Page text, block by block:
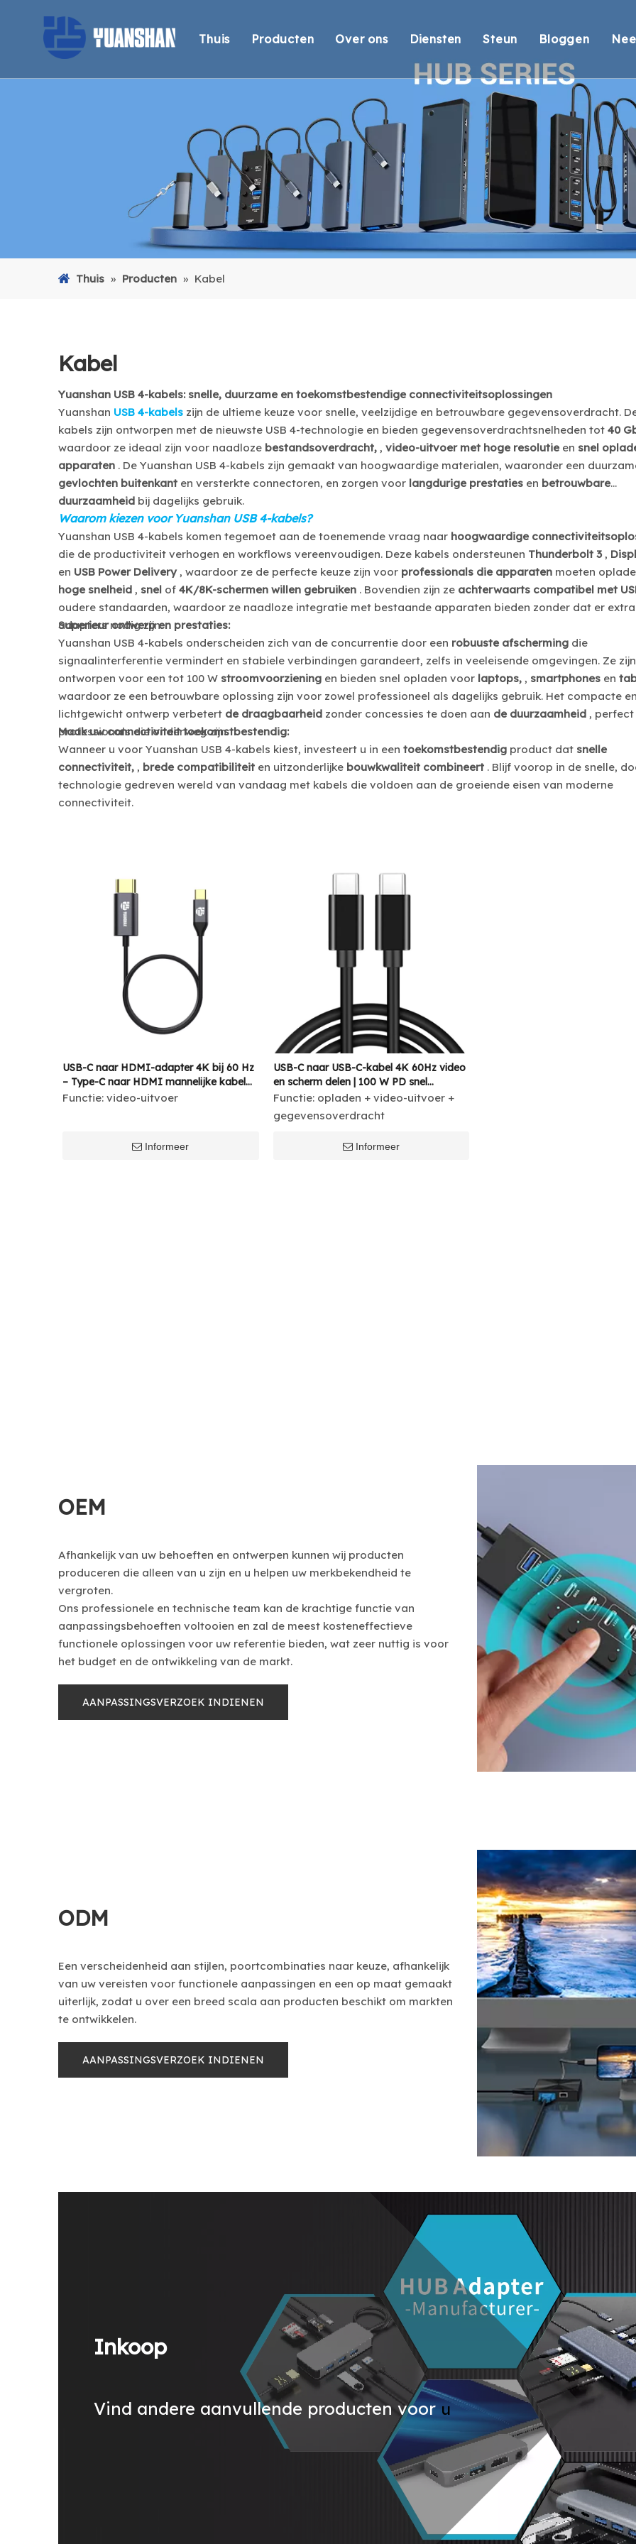
Thuis Producten
Thunderbolt-dockingstations
DisplayLink-dockingstations
Dockingstations
USB-hubs
USB-kaartlezer
Adapter
Kabel
Over ons
Certificering
Ons team
Diensten
OEM/ODM
Antwoord
Levering
Steun
Technische ondersteuning
Milieunaleving
Garantie retourneren
Veelgestelde vragen
Bloggen
Video
Thuis » Producten » Kabel
Kabel
Yuanshan USB 4-kabels: snelle, duurzame en toekomstbestendige connectiviteitsoplossingen
Yuanshan USB 4-kabels zijn de ultieme keuze voor snelle, veelzijdige en betrouwbare gegevensoverdracht.
kabels zijn ontworpen met de nieuwste USB 4-technologie en bieden gegevensoverdrachtsnelheden tot 40
waardoor ze ideaal zijn voor naadloze bestandsoverdracht, , video-uitvoer met hoge resolutie en snel
apparaten . De Yuanshan USB 4-kabels zijn gemaakt van hoogwaardige materialen, waaronder een
gevlochten buitenkant en versterkte connectoren, en zorgen voor langdurige prestaties en betrouwbare
duurzaamheid bij dagelijks gebruik.
Waarom kiezen voor Yuanshan USB 4-kabels?
Yuanshan USB 4-kabels komen tegemoet aan de toenemende vraag naar hoogwaardige
die de productiviteit verhogen en workflows vereenvoudigen. Deze kabels ondersteunen Thunderbolt 3 ,
en USB Power Delivery , waardoor ze de perfecte keuze zijn voor professionals die apparaten moeten
hoge snelheid , snel of 4K/8K-schermen willen gebruiken . Bovendien zijn ze achterwaarts compatibel met
oudere standaarden, waardoor ze naadloze integratie met bestaande apparaten bieden zonder dat er extra
adapters nodig zijn.
Superieur ontwerp en prestaties:
Yuanshan USB 4-kabels onderscheiden zich van de concurrentie door een robuuste afscherming die
signaalinterferentie vermindert en stabiele verbindingen garandeert, zelfs in veeleisende omgevingen. Ze zijn
ontworpen voor een tot 100 W stroomvoorziening en bieden snel opladen voor laptops, , smartphones en
waardoor ze een betrouwbare oplossing zijn voor zowel professioneel als dagelijks gebruik. Het compacte en
lichtgewicht ontwerp verbetert de draagbaarheid zonder concessies te doen aan de duurzaamheid ,
professionals die onderweg zijn.
Maak uw connectiviteit toekomstbestendig:
Wanneer u voor Yuanshan USB 4-kabels kiest, investeert u in een toekomstbestendig product dat snelle
connectiviteit, , brede compatibiliteit en uitzonderlijke bouwkwaliteit combineert . Blijf voorop in de snelle,
technologie gedreven wereld van vandaag met kabels die voldoen aan de groeiende eisen van moderne
connectiviteit.
USB-C naar HDMI-adapter 4K bij 60 Hz
– Type-C naar HDMI mannelijke kabel
voor MacBook, IPad, laptop, Android-
Functie: video-uitvoer
Informeer
USB-C naar USB-C-kabel 4K 60Hz video
en scherm delen | 100 W PD snel
opladen | USB 3.1 10Gbps
gegevensoverdracht voor mobiel,
laptop, MacBook Pro
Functie: opladen + video-uitvoer +
gegevensoverdracht
Informeer
Alles-in-één Thunderbolt 4
Gbps USB en PD snel opladen voor
laptop/Macbook
OEM
Afhankelijk van uw behoeften en ontwerpen kunnen wij producten
produceren die alleen van u zijn en u helpen uw merkbekendheid te
vergroten.
Ons professionele en technische team kan de krachtige functie van
aanpassingsbehoeften voltooien en zal de meest kosteneffectieve
functionele oplossingen voor uw referentie bieden, wat zeer nuttig is voor
het budget en de ontwikkeling van de markt.
AANPASSINGSVERZOEK INDIENEN
ODM
Een verscheidenheid aan stijlen, poortcombinaties naar keuze, afhankelijk
van uw vereisten voor functionele aanpassingen en een op maat gemaakt
uiterlijk, zodat u over een breed scala aan producten beschikt om markten
te ontwikkelen.
AANPASSINGSVERZOEK INDIENEN
Inkoop
Vind andere aanvullende producten vooru